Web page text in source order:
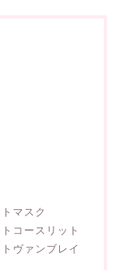
マスク
コースリット
ヴァンブレイ